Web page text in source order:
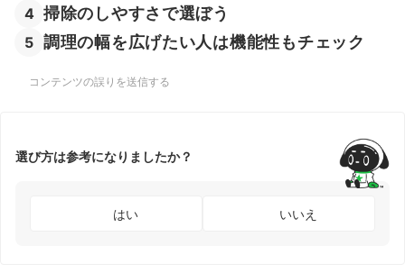
4 掃除のしやすさで選ぼう
5 調理の幅を広げたい人は機能性もチェック
コンテンツの誤りを送信する
選び方は参考になりましたか？
はい いいえ